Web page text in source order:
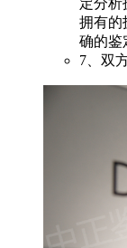
拥有的
确的鉴
7、双